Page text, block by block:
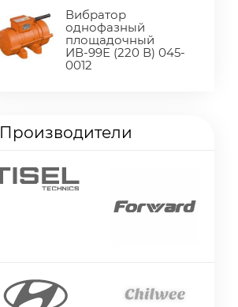
Вибратор
однофазный
площадочный
ИВ-99Е (220 В) 045-
0012
Производители